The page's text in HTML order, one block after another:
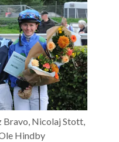
Bravo, Nicolaj Stott,
Hindby